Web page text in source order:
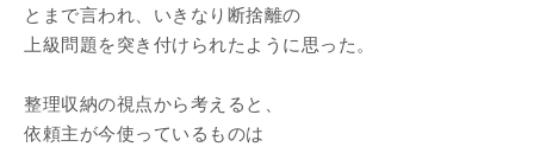
とまで言われ、いきなり断捨離の
上級問題を突き付けられたように思った。
整理収納の視点から考えると、
依頼主が今使っているものは